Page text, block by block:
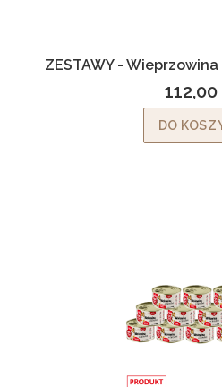
ZESTAWY -
Cena
112,00
DO